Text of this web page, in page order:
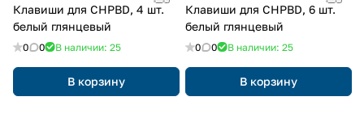
Клавиши для CHPBD, 4 шт.
белый глянцевый
0 0 В наличии: 25
В корзину
Клавиши для CHPBD, 6 шт.
белый глянцевый
0 0 В наличии: 25
В корзину